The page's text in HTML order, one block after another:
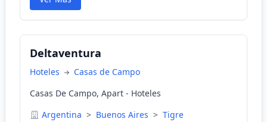
Deltaventura
Hoteles
Casas de Campo
Casas De Campo, Apart - Hoteles
Argentina > Buenos Aires > Tigre